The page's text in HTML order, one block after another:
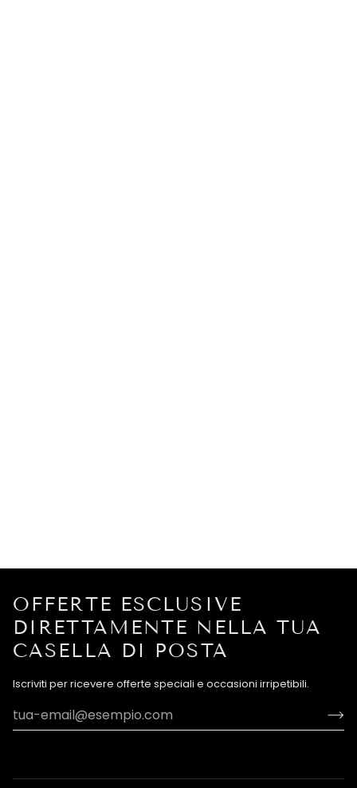
OFFERTE ESCLUSIVE
DIRETTAMENTE NELLA TUA
CASELLA DI POSTA
Iscriviti per ricevere offerte speciali e occasioni irripetibili.